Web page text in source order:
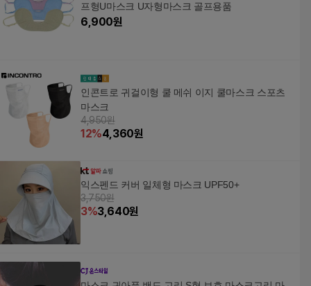
프형U마스크 U자형마스크 골프용품
6,900원
인콘트로 귀걸이형 쿨 메쉬 이지 쿨마스크 스포츠
마스크
4,950원
12%4,360원
익스펜드 커버 일체형 마스크 UPF50+
3,750원
3%3,640원